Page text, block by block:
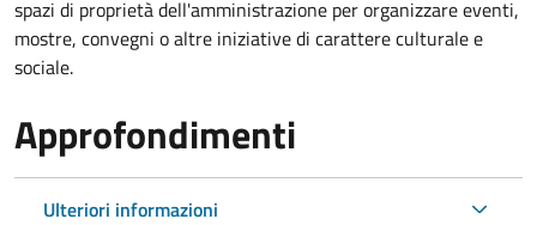
spazi di proprietà dell'amministrazione per organizzare eventi,
mostre, convegni o altre iniziative di carattere culturale e
sociale.
Approfondimenti
Ulteriori informazioni